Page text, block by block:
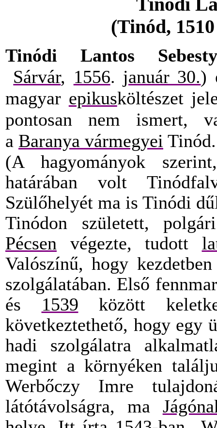
Tinódi
(Tinód,
Tinódi Lantos
Sárvár, 1556. január 30.)
magyar epikusköltészet
pontosan nem ismert,
a Baranya vármegyei Tinód.
(A hagyományok
határában volt
Szülőhelyét ma is Tinódi
Tinódon született,
Pécsen végezte, tudott
Valószínű, hogy
szolgálatában. Első
és 1539 között
következtethető, hogy egy
hadi szolgálatra
megint a környéken
Werbőczy Imre
látótávolságra, ma